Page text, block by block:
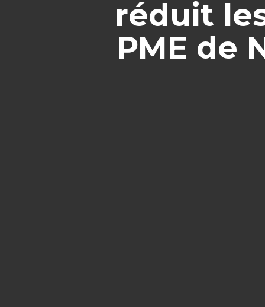
réduit
PME de